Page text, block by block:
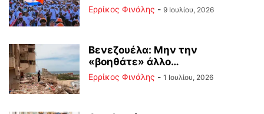
Ερρίκος Φινάλης - 9 Ιουλίου, 2026
Βενεζουέλα: Μην την
«βοηθάτε» άλλο…
Ερρίκος Φινάλης - 1 Ιουλίου, 2026